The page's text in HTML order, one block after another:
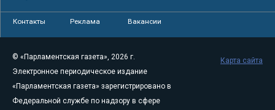
Контакты Реклама Вакансии
© «Парламентская газета», 2026 г.
Электронное периодическое издание
«Парламентская газета» зарегистрировано в
Федеральной службе по надзору в сфере
Карта сайта